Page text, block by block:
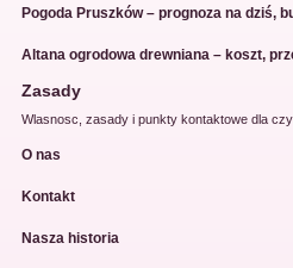
Pogoda Pruszków – prognoza na dziś,
Altana ogrodowa drewniana – koszt,
Zasady
Wlasnosc, zasady i punkty kontaktowe dla
O nas
Kontakt
Nasza historia